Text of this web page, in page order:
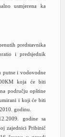
usmjerena ka
predstavnika
i predsjednik
putne i vodovodne
koja će biti
području opštine
i koji će biti
godinu.
godine sa
zajednici Pribinić